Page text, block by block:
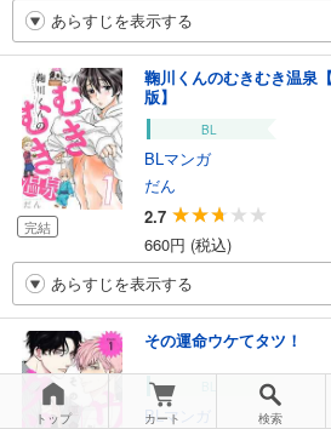
あらすじを表示する
完結
鞠川くんのむきむき温泉
版】
BL
BLマンガ
だん
2.7
660円 (税込)
あらすじを表示する
その運命ウケてタツ！
BLマンガ
トップ カート 検索